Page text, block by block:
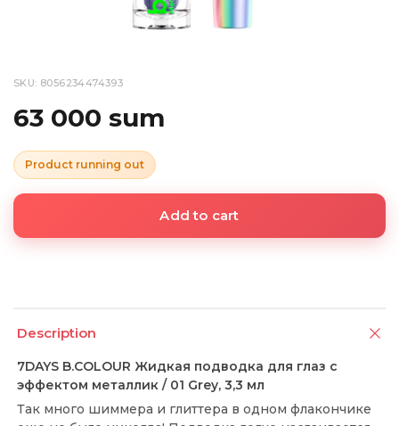
SKU: 8056234474393
63 000 sum
Product running out
Add to cart
Description
7DAYS B.COLOUR Жидкая подводка для глаз с
эффектом металлик / 01 Grey, 3,3 мл
Так много шиммера и глиттера в одном флакончике